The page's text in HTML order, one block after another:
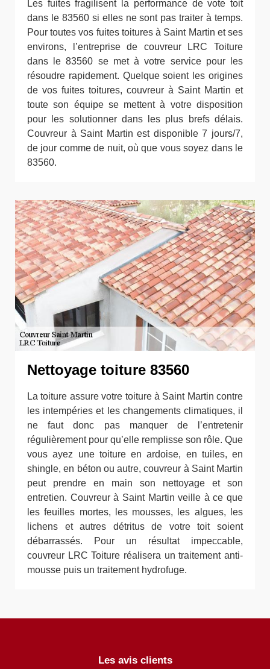
Les fuites fragilisent la performance de vote toit
dans le 83560 si elles ne sont pas traiter à temps.
Pour toutes vos fuites toitures à Saint Martin et ses
environs, l’entreprise de couvreur LRC Toiture
dans le 83560 se met à votre service pour les
résoudre rapidement. Quelque soient les origines
de vos fuites toitures, couvreur à Saint Martin et
toute son équipe se mettent à votre disposition
pour les solutionner dans les plus brefs délais.
Couvreur à Saint Martin est disponible 7 jours/7,
de jour comme de nuit, où que vous soyez dans le
83560.
Nettoyage toiture 83560
La toiture assure votre toiture à Saint Martin contre
les intempéries et les changements climatiques, il
ne faut donc pas manquer de l’entretenir
régulièrement pour qu’elle remplisse son rôle. Que
vous ayez une toiture en ardoise, en tuiles, en
shingle, en béton ou autre, couvreur à Saint Martin
peut prendre en main son nettoyage et son
entretien. Couvreur à Saint Martin veille à ce que
les feuilles mortes, les mousses, les algues, les
lichens et autres détritus de votre toit soient
débarrassés. Pour un résultat impeccable,
couvreur LRC Toiture réalisera un traitement anti-
mousse puis un traitement hydrofuge.
Les avis clients